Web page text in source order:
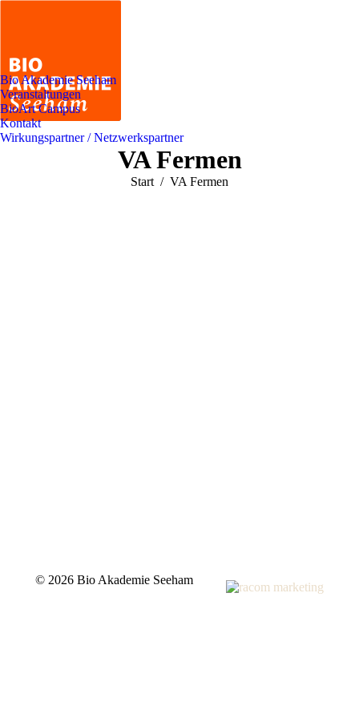
Bio Akademie Seeham
Veranstaltungen
BioArt Campus
Kontakt
Wirkungspartner / Netzwerkspartner
VA Fermen
Sie befinden sich hier:
Start VA Fermen
© 2026 Bio Akademie Seeham